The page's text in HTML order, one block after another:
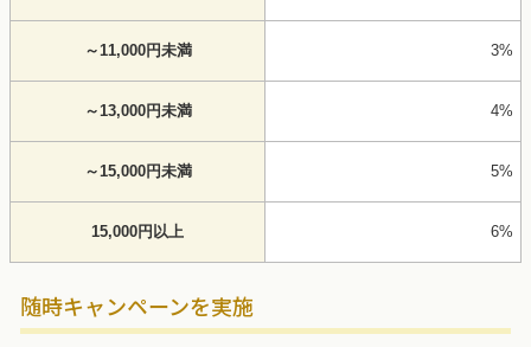
～11,000円未満 3%
～13,000円未満 4%
～15,000円未満 5%
15,000円以上 6%
随時キャンペーンを実施